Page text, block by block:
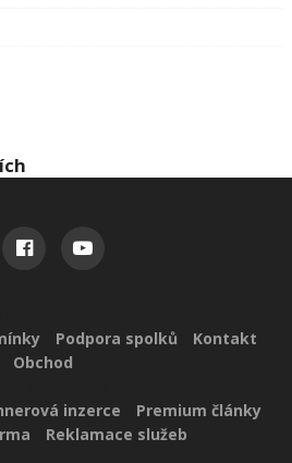
Podpora spolků
Kontakt
Obchod
inzerce
Premium články
Reklamace služeb